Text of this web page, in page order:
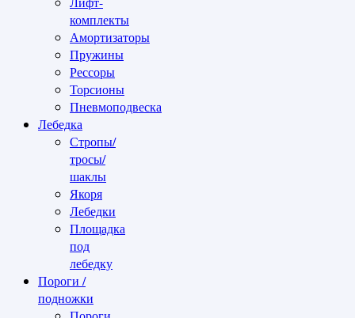
комплекты
Амортизаторы
Пружины
Рессоры
Торсионы
Пневмоподвеска
Лебедка
Стропы/
тросы/
шаклы
Якоря
Лебедки
Площадка
под
лебедку
Пороги /
подножки